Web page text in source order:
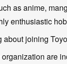
as anime,
enthusiastic
about joining
are